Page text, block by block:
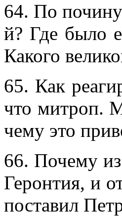
64. По
й? Где было
Какого
65. Как
что митроп.
чему это
66. Почему
Геронтия, и
поставил